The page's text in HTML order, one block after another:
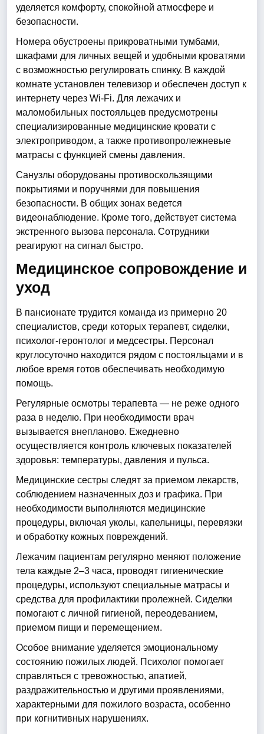
уделяется комфорту, спокойной атмосфере и
безопасности.
Номера обустроены прикроватными тумбами,
шкафами для личных вещей и удобными кроватями
с возможностью регулировать спинку. В каждой
комнате установлен телевизор и обеспечен доступ к
интернету через Wi-Fi. Для лежачих и
маломобильных постояльцев предусмотрены
специализированные медицинские кровати с
электроприводом, а также противопролежневые
матрасы с функцией смены давления.
Санузлы оборудованы противоскользящими
покрытиями и поручнями для повышения
безопасности. В общих зонах ведется
видеонаблюдение. Кроме того, действует система
экстренного вызова персонала. Сотрудники
реагируют на сигнал быстро.
Медицинское сопровождение и
уход
В пансионате трудится команда из примерно 20
специалистов, среди которых терапевт, сиделки,
психолог-геронтолог и медсестры. Персонал
круглосуточно находится рядом с постояльцами и в
любое время готов обеспечивать необходимую
помощь.
Регулярные осмотры терапевта — не реже одного
раза в неделю. При необходимости врач
вызывается внепланово. Ежедневно
осуществляется контроль ключевых показателей
здоровья: температуры, давления и пульса.
Медицинские сестры следят за приемом лекарств,
соблюдением назначенных доз и графика. При
необходимости выполняются медицинские
процедуры, включая уколы, капельницы, перевязки
и обработку кожных повреждений.
Лежачим пациентам регулярно меняют положение
тела каждые 2–3 часа, проводят гигиенические
процедуры, используют специальные матрасы и
средства для профилактики пролежней. Сиделки
помогают с личной гигиеной, переодеванием,
приемом пищи и перемещением.
Особое внимание уделяется эмоциональному
состоянию пожилых людей. Психолог помогает
справляться с тревожностью, апатией,
раздражительностью и другими проявлениями,
характерными для пожилого возраста, особенно
при когнитивных нарушениях.